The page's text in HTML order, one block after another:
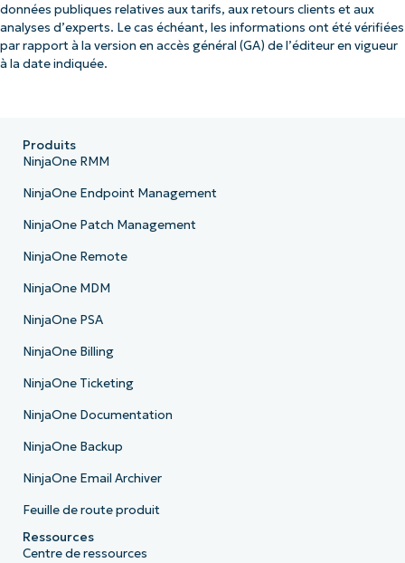
données publiques relatives aux tarifs, aux retours clients et aux
analyses d’experts. Le cas échéant, les informations ont été vérifiées
par rapport à la version en accès général (GA) de l’éditeur en vigueur
à la date indiquée.
Produits
NinjaOne RMM
NinjaOne Endpoint Management
NinjaOne Patch Management
NinjaOne Remote
NinjaOne MDM
NinjaOne PSA
NinjaOne Billing
NinjaOne Ticketing
NinjaOne Documentation
NinjaOne Backup
NinjaOne Email Archiver
Feuille de route produit
Ressources
Centre de ressources